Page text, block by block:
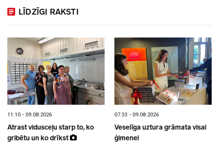
LĪDZĪGI RAKSTI
11:10 - 09.08.2026
Atrast vidusceļu starp to, ko
gribētu un ko drīkst
07:33 - 09.08.2026
Veselīga uztura grāmata visai
ģimenei